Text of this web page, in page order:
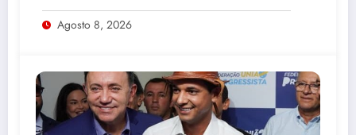
Agosto 8, 2026